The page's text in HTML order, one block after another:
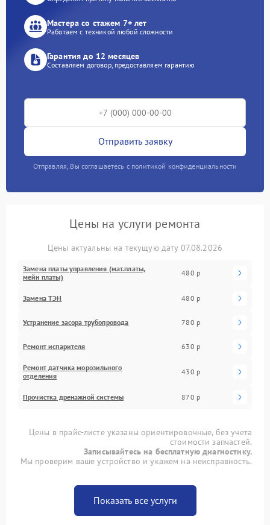
Мастера со стажем 7+ лет
Работаем с техникой любой сложности
Гарантия до 12 месяцев
Составляем договор, предоставляем гарантию
Отправить заявку
Отправляя, Вы соглашаетесь с политикой конфиденциальности
Цены на услуги ремонта
Цены актуальны на текущую дату 07.08.2026
Замена платы управления (мат.платы,
мейн платы)
480 р
Замена ТЭН 480 р
Устранение засора трубопровода 780 р
Ремонт испарителя 630 р
Ремонт датчика морозильного
отделения
430 р
Прочистка дренажной системы 870 р
Цены в прайс-листе указаны ориентировочные, без учета
стоимости запчастей.
Записывайтесь на бесплатную диагностику.
Мы проверим ваше устройство и укажем на неисправность.
Показать все услуги